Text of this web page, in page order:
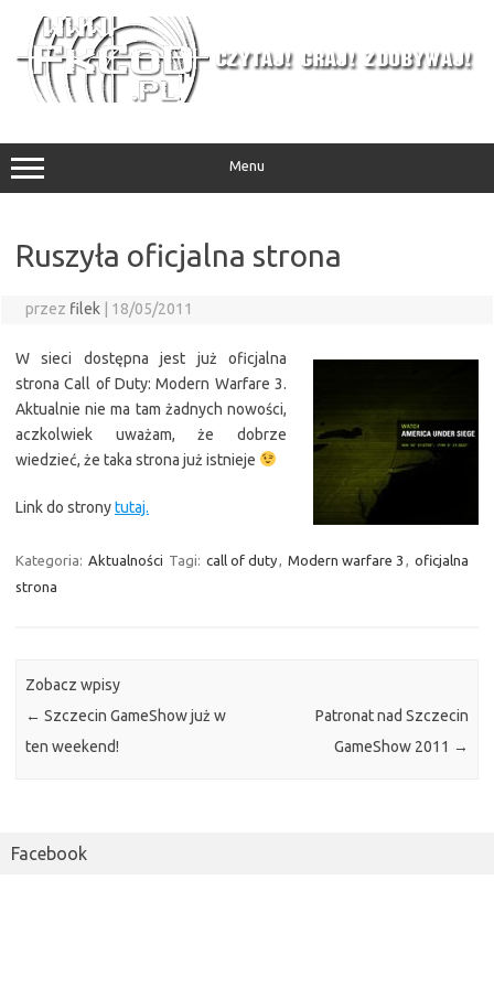
treści
Menu
Ruszyła oficjalna strona
przez filek 18/05/2011
W sieci dostępna jest już oficjalna
strona Call of Duty: Modern Warfare 3.
Aktualnie nie ma tam żadnych nowości,
aczkolwiek uważam, że dobrze
wiedzieć, że taka strona już istnieje
Link do stronytutaj.
Kategoria: Aktualności Tagi: call of duty Modern warfare 3
oficjalna
strona
Zobacz wpisy
← Szczecin GameShow już w
ten weekend!
Patronat nad Szczecin
GameShow 2011 →
Facebook